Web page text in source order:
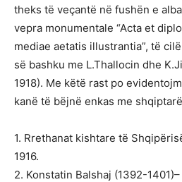
theks të veçantë në fushën e
vepra monumentale “Acta et
mediae aetatis illustrantia”, të
së bashku me L.Thallocin dhe
1918). Me këtë rast po
kanë të bëjnë enkas me
1. Rrethanat kishtare të
1916.
2. Konstatin Balshaj (1392-